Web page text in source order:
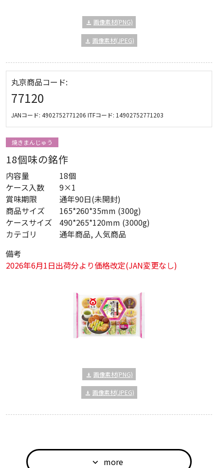
画像素材(PNG)
画像素材(JPEG)
丸京商品コード:
77120
JANコード: 4902752771206 ITFコード: 14902752771203
焼きまんじゅう
18個味の銘作
内容量
18個
ケース入数
9×1
賞味期限
通年90日(未開封)
商品サイズ
165*260*35mm (300g)
ケースサイズ
490*265*120mm (3000g)
カテゴリ
通年商品, 人気商品
備考
2026年6月1日出荷分より価格改定(JAN変更なし)
画像素材(PNG)
画像素材(JPEG)
more